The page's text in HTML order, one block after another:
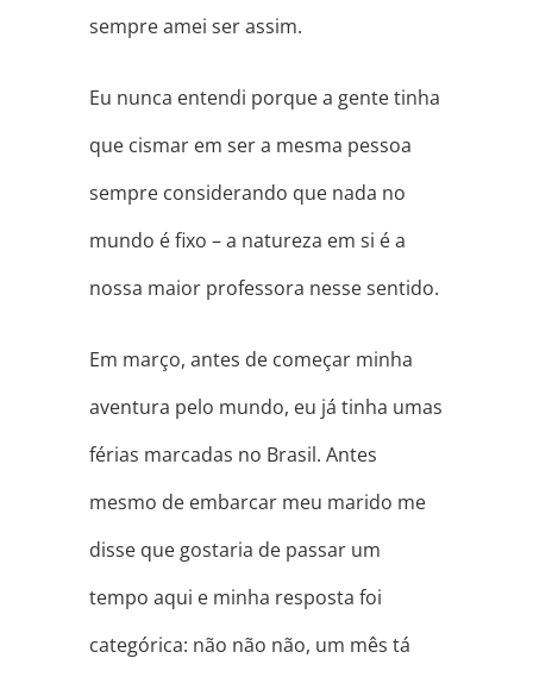
sempre amei ser assim.
Eu nunca entendi porque a gente tinha
que cismar em ser a mesma pessoa
sempre considerando que nada no
mundo é fixo – a natureza em si é a
nossa maior professora nesse sentido.
Em março, antes de começar minha
aventura pelo mundo, eu já tinha umas
férias marcadas no Brasil. Antes
mesmo de embarcar meu marido me
disse que gostaria de passar um
tempo aqui e minha resposta foi
categórica: não não não, um mês tá